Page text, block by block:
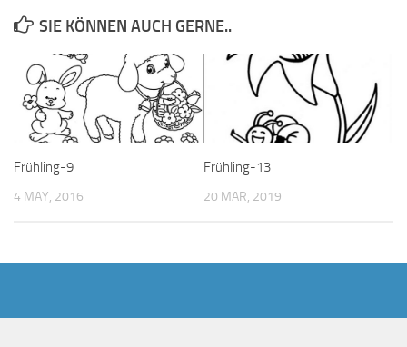
SIE KÖNNEN AUCH GERNE..
Frühling-9
4 MAY, 2016
Frühling-13
20 MAR, 2019